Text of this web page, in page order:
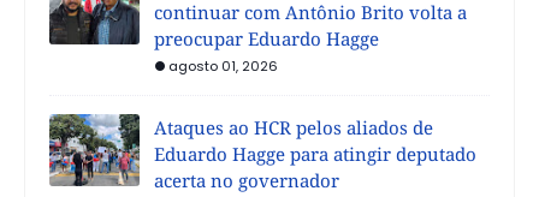
continuar com Antônio Brito volta a
preocupar Eduardo Hagge
agosto 01, 2026
Ataques ao HCR pelos aliados de
Eduardo Hagge para atingir deputado
acerta no governador